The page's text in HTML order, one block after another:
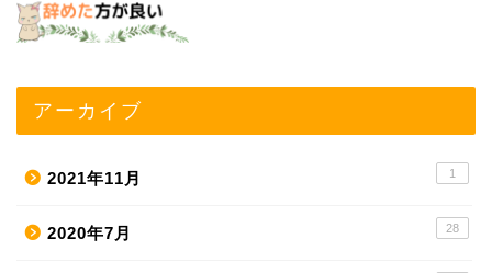
アーカイブ
2021年11月 1
2020年7月 28